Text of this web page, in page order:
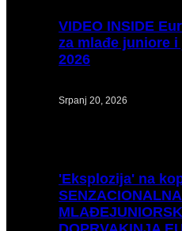
VIDEO INSIDE
za mlađe juniore
2026
Srpanj 20, 2026
'Eksplozija' na